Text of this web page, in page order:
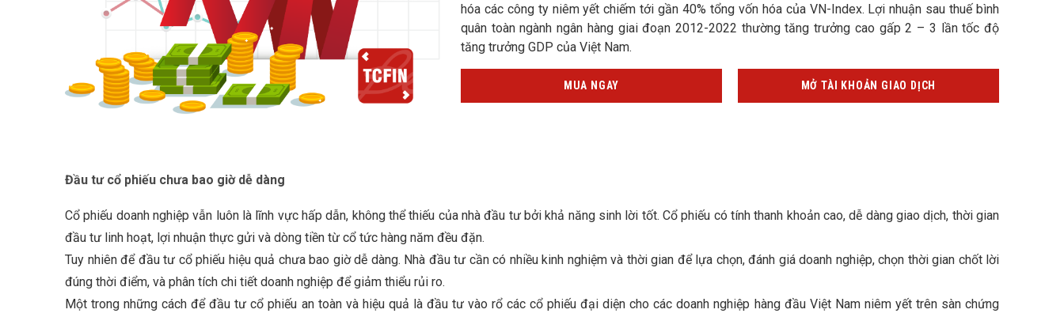
hóa các công ty niêm yết chiếm tới gần 40% tổng vốn hóa của VN-Index. Lợi nhuận sau thuế bình
quân toàn ngành ngân hàng giai đoạn 2012-2022 thường tăng trưởng cao gấp 2 – 3 lần tốc độ
tăng trưởng GDP của Việt Nam.
MUA NGAY MỞ TÀI KHOẢN GIAO DỊCH
Đầu tư cổ phiếu chưa bao giờ dễ dàng
Cổ phiếu doanh nghiệp vẫn luôn là lĩnh vực hấp dẫn, không thể thiếu của nhà đầu tư bởi khả năng sinh lời tốt. Cổ phiếu có tính thanh khoản cao, dễ dàng giao dịch, thời gian
đầu tư linh hoạt, lợi nhuận thực gửi và dòng tiền từ cổ tức hàng năm đều đặn.
Tuy nhiên để đầu tư cổ phiếu hiệu quả chưa bao giờ dễ dàng. Nhà đầu tư cần có nhiều kinh nghiệm và thời gian để lựa chọn, đánh giá doanh nghiệp, chọn thời gian chốt lời
đúng thời điểm, và phân tích chi tiết doanh nghiệp để giảm thiểu rủi ro.
Một trong những cách để đầu tư cổ phiếu an toàn và hiệu quả là đầu tư vào rổ các cổ phiếu đại diện cho các doanh nghiệp hàng đầu Việt Nam niêm yết trên sàn chứng